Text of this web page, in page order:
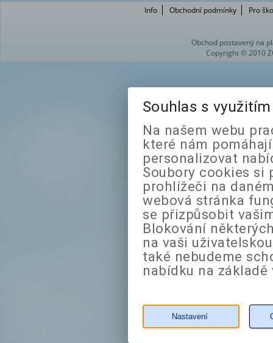
Info Obchodní podmínky Pro
Obchod postavený na
Copyright © 2010
Souhlas s
Na našem webu
které nám
personalizovat
Soubory cookies si
prohlížeči na
webová stránka
se přizpůsobit
Blokování
na vaši
také nebudeme
nabídku na
Nastavení